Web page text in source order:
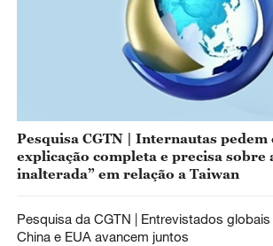
Pesquisa CGTN | Internautas pedem
explicação completa e precisa sobre
inalterada” em relação a Taiwan
Pesquisa da CGTN | Entrevistados
China e EUA avancem juntos